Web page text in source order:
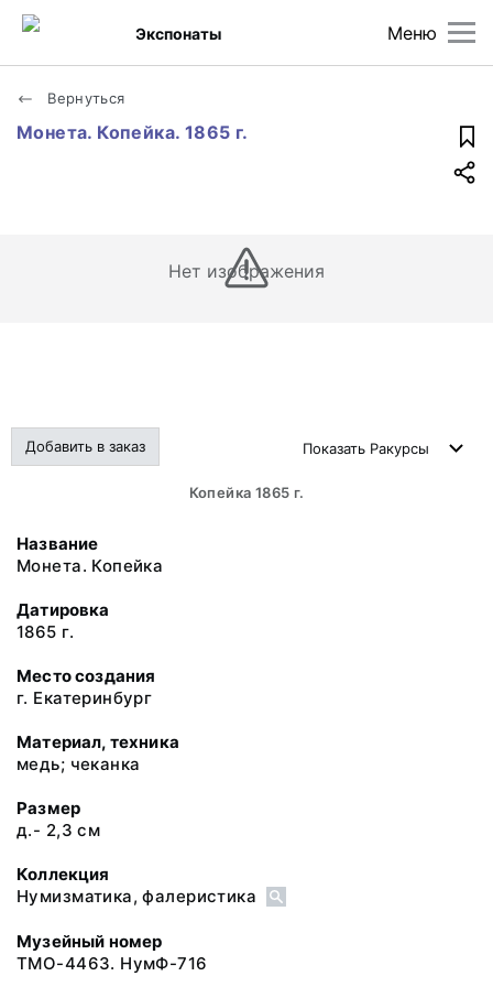
Меню
Экспонаты
Вернуться
Монета. Копейка. 1865 г.
Нет изображения
Добавить в заказ Показать Ракурсы
Копейка 1865 г.
Название
Монета. Копейка
Датировка
1865 г.
Место создания
г. Екатеринбург
Материал, техника
медь; чеканка
Размер
д.- 2,3 см
Коллекция
Нумизматика, фалеристика
Музейный номер
ТМО-4463. НумФ-716